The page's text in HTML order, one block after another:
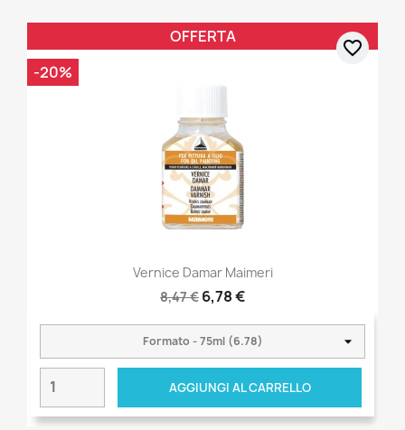
Vernice Damar Maimeri
8,47 € 6,78 €
AGGIUNGI AL CARRELLO
OFFERTA
-20%
favorite_border